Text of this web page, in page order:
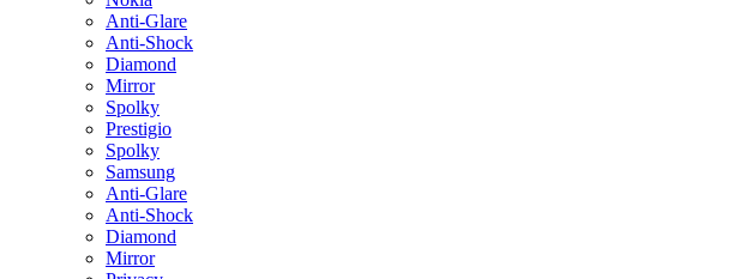
Anti-Glare
Anti-Shock
Diamond
Mirror
Spolky
Prestigio
Spolky
Samsung
Anti-Glare
Anti-Shock
Diamond
Mirror